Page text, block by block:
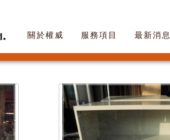
關於權威 服務項目 最新消息